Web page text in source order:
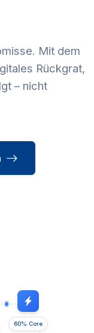
Mit dem
Rückgrat,
– nicht
60% Core